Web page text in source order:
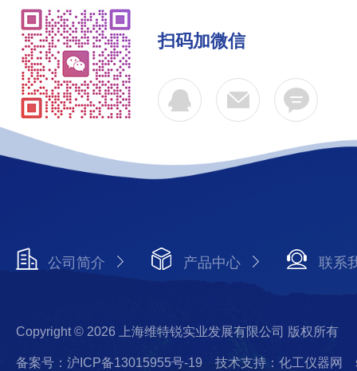
扫码加微信
公司简介 产品中心 联系
Copyright © 2026 上海维特锐实业发展有限公司 版权所有
备案号：沪ICP备13015955号-19 技术支持：化工仪器网